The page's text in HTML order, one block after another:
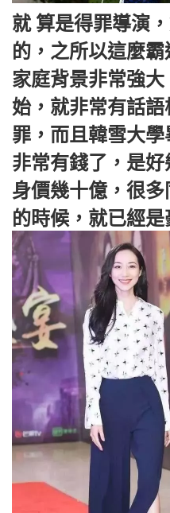
就 算是得罪導演
的，之所以這麼
家庭背景非常強
始，就非常有話
罪，而且韓雪大
非常有錢了，是好
身價幾十億，很
的時候，就已經是